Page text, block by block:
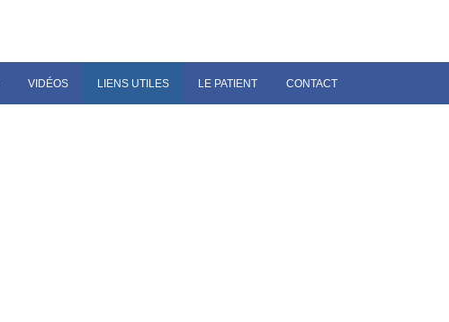
VIDÉOS LIENS UTILES LE PATIENT CONTACT